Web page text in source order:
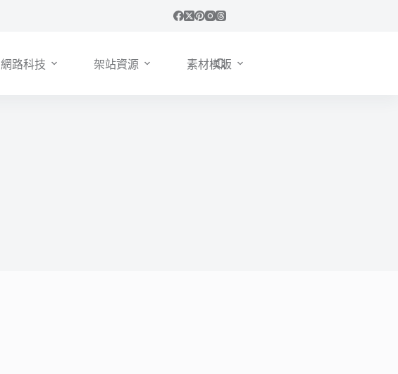
網路科技 架站資源 素材模版